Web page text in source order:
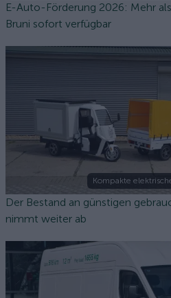
E-Auto-Förderung 2026: Mehr
Bruni sofort verfügbar
Kompakte
Der Bestand an günstigen
nimmt weiter ab